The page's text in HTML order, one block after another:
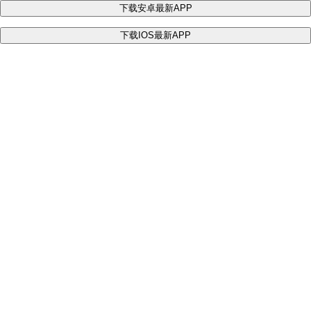
下载安卓最新APP
下载IOS最新APP